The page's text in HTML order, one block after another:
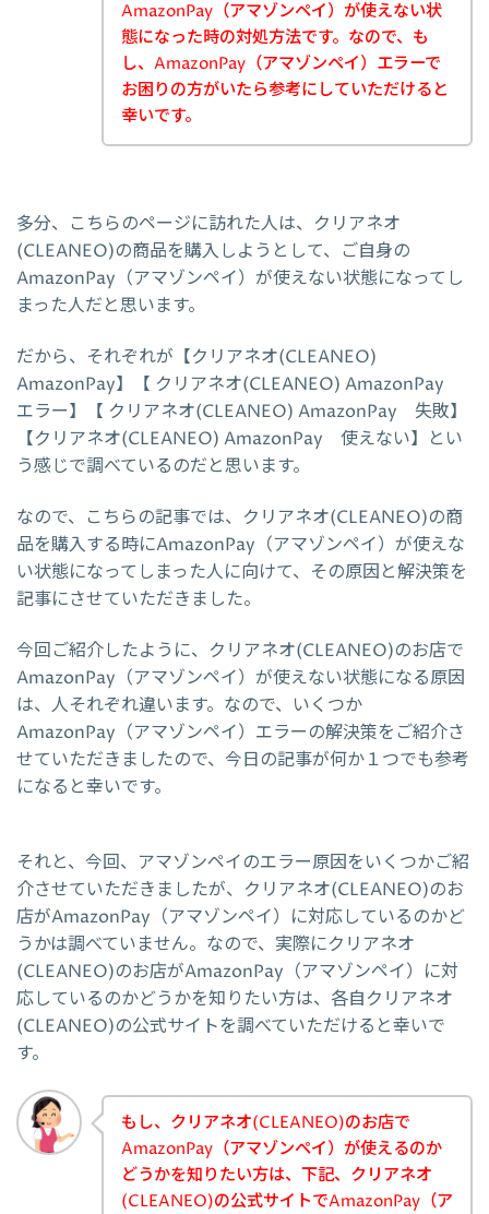
AmazonPay（アマゾンペイ）が使えない状
態になった時の対処方法です。なので、も
し、AmazonPay（アマゾンペイ）エラーで
お困りの方がいたら参考にしていただけると
幸いです。
多分、こちらのページに訪れた人は、クリアネオ
(CLEANEO)の商品を購入しようとして、ご自身の
AmazonPay（アマゾンペイ）が使えない状態になってし
まった人だと思います。
だから、それぞれが【クリアネオ(CLEANEO)
AmazonPay】【 クリアネオ(CLEANEO) AmazonPay
エラー】【 クリアネオ(CLEANEO) AmazonPay 失敗】
【クリアネオ(CLEANEO) AmazonPay 使えない】とい
う感じで調べているのだと思います。
なので、こちらの記事では、クリアネオ(CLEANEO)の商
品を購入する時にAmazonPay（アマゾンペイ）が使えな
い状態になってしまった人に向けて、その原因と解決策を
記事にさせていただきました。
今回ご紹介したように、クリアネオ(CLEANEO)のお店で
AmazonPay（アマゾンペイ）が使えない状態になる原因
は、人それぞれ違います。なので、いくつか
AmazonPay（アマゾンペイ）エラーの解決策をご紹介さ
せていただきましたので、今日の記事が何か１つでも参考
になると幸いです。
それと、今回、アマゾンペイのエラー原因をいくつかご紹
介させていただきましたが、クリアネオ(CLEANEO)のお
店がAmazonPay（アマゾンペイ）に対応しているのかど
うかは調べていません。なので、実際にクリアネオ
(CLEANEO)のお店がAmazonPay（アマゾンペイ）に対
応しているのかどうかを知りたい方は、各自クリアネオ
(CLEANEO)の公式サイトを調べていただけると幸いで
す。
もし、クリアネオ(CLEANEO)のお店で
AmazonPay（アマゾンペイ）が使えるのか
どうかを知りたい方は、下記、クリアネオ
(CLEANEO)の公式サイトでAmazonPay（ア